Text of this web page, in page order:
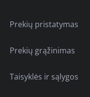
Prekių pristatymas
Prekių grąžinimas
Taisyklės ir sąlygos